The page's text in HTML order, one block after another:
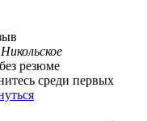
резюме
среди первых